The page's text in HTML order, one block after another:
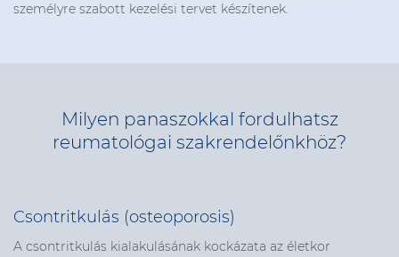
személyre szabott kezelési tervet készítenek.
Milyen panaszokkal fordulhatsz
reumatológai szakrendelőnkhöz?
Csontritkulás (osteoporosis)
A csontritkulás kialakulásának kockázata az életkor